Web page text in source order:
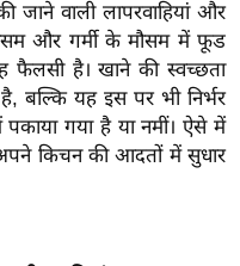
जाने वाली लापरवाहियां और
और गर्मी के मौसम में फूड
फैलसी है। खाने की स्वच्छता
बल्कि यह इस पर भी निर्भर
गया है या नमीं। ऐसे में
किचन की आदतों में सुधार